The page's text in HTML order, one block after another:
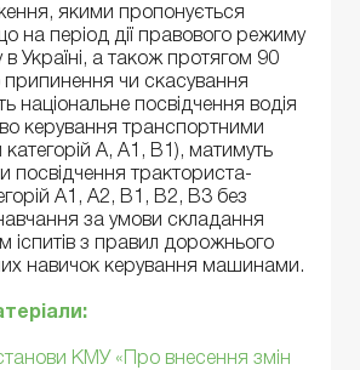
якими пропонується
на період дії правового режиму
в Україні, а також протягом 90
припинення чи скасування
національне посвідчення водія
керування транспортними
А, А1, В1), матимуть
посвідчення тракториста-
А1, А2, В1, В2, В3 без
за умови складання
іспитів з правил дорожнього
навичок керування машинами.
:
КМУ «Про внесення змін